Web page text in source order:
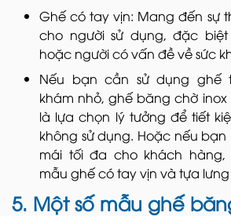
Ghế có tay vịn: Mang đến sự
cho người sử dụng, đặc
hoặc người có vấn đề về sức
Nếu bạn cần sử dụng ghế
khám nhỏ, ghế băng chờ
là lựa chọn lý tưởng để tiết
không sử dụng. Hoặc nếu
mái tối đa cho khách hàng,
mẫu ghế có tay vịn và tựa lưng
5. Một số mẫu ghế